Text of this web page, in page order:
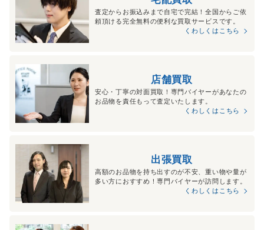
査定からお振込みまで自宅で完結！全国からご依
頼頂ける完全無料の便利な買取サービスです。
くわしくはこちら
店舗買取
安心・丁寧の対面買取！専門バイヤーがあなたの
お品物を責任もって査定いたします。
くわしくはこちら
出張買取
高額のお品物を持ち出すのが不安、重い物や量が
多い方におすすめ！専門バイヤーが訪問します。
くわしくはこちら